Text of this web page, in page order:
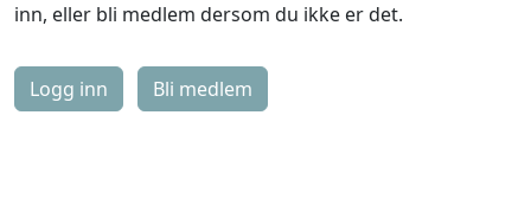
inn, eller bli medlem dersom du ikke er det.
Logg inn